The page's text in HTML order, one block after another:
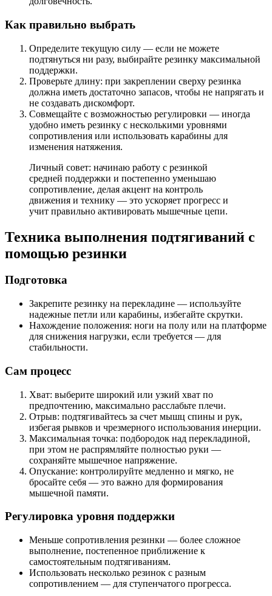
Как правильно выбрать
Определите текущую силу — если не можете
подтянуться ни разу, выбирайте резинку максимальной
поддержки.
Проверьте длину: при закреплении сверху резинка
должна иметь достаточно запасов, чтобы не напрягать и
не создавать дискомфорт.
Совмещайте с возможностью регулировки — иногда
удобно иметь резинку с несколькими уровнями
сопротивления или использовать карабины для
изменения натяжения.
Личный совет: начинаю работу с резинкой
средней поддержки и постепенно уменьшаю
сопротивление, делая акцент на контроль
движения и технику — это ускоряет прогресс и
учит правильно активировать мышечные цепи.
Техника выполнения подтягиваний с
помощью резинки
Подготовка
Закрепите резинку на перекладине — используйте
надежные петли или карабины, избегайте скрутки.
Нахождение положения: ноги на полу или на платформе
для снижения нагрузки, если требуется — для
стабильности.
Сам процесс
Хват: выберите широкий или узкий хват по
предпочтению, максимально расслабьте плечи.
Отрыв: подтягивайтесь за счет мышц спины и рук,
избегая рывков и чрезмерного использования инерции.
Максимальная точка: подбородок над перекладиной,
при этом не распрямляйте полностью руки —
сохраняйте мышечное напряжение.
Опускание: контролируйте медленно и мягко, не
бросайте себя — это важно для формирования
мышечной памяти.
Регулировка уровня поддержки
Меньше сопротивления резинки — более сложное
выполнение, постепенное приближение к
самостоятельным подтягиваниям.
Использовать несколько резинок с разным
сопротивлением — для ступенчатого прогресса.